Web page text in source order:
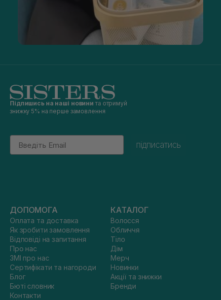
Підпишись на наші новини та отримуй
знижку 5% на перше замовлення
Email
підписатись
ДОПОМОГА
Оплата та доставка
Як зробити замовлення
Відповіді на запитання
Про нас
ЗМІ про нас
Сертифікати та нагороди
Блог
Бюті словник
Контакти
КАТАЛОГ
Волосся
Обличчя
Тіло
Дім
Мерч
Новинки
Акції та знижки
Бренди